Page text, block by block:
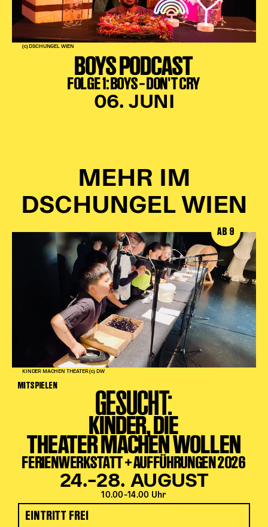
(c) DSCHUNGEL WIEN
BOYS PODCAST
FOLGE 1: BOYS – DON'T CRY
06. JUNI
MEHR IM
DSCHUNGEL WIEN
KINDER MACHEN THEATER (c) DW
AB 9
MITSPIELEN GESUCHT:
KINDER, DIE
THEATER MACHEN WOLLEN
FERIENWERKSTATT + AUFFÜHRUNGEN 2026
24.–28. AUGUST
10.00–14.00 Uhr
EINTRITT FREI